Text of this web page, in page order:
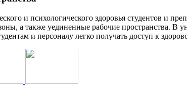
и психологического здоровья студентов и
а также уединенные рабочие пространства. В
и персоналу легко получать доступ к